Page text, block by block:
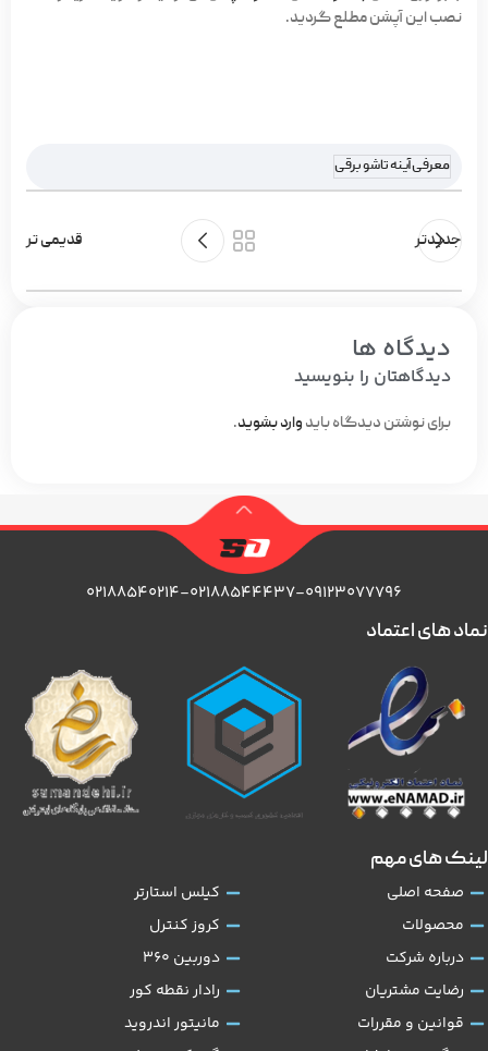
نصب این آپشن مطلع گردید.
معرفی آینه تاشو برقی
جدیدتر قدیمی تر
دیدگاه ها
دیدگاهتان را بنویسید
برای نوشتن دیدگاه باید وارد بشوید.
۰۲۱۸۸۵۴۰۲۱۴-۰۲۱۸۸۵۴۴۴۳۷-۰۹۱۲۳۰۷۷۷۹۶
لینک های مهم
صفحه اصلی
محصولات
درباره شرکت
رضایت مشتریان
قوانین و مقررات
کیلس استارتر
کروز کنترل
دوربین 360
رادار نقطه کور
مانیتور اندروید
نماد های اعتماد